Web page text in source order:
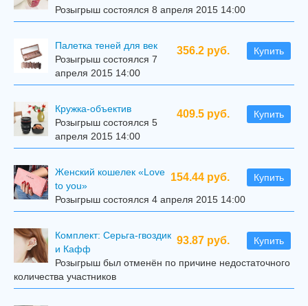
Розыгрыш состоялся 8 апреля 2015 14:00
356.2 руб. Купить
Палетка теней для век
Розыгрыш состоялся 7
апреля 2015 14:00
409.5 руб. Купить
Кружка-объектив
Розыгрыш состоялся 5
апреля 2015 14:00
154.44 руб. Купить
Женский кошелек «Love
to you»
Розыгрыш состоялся 4 апреля 2015 14:00
93.87 руб. Купить
Комплект: Серьга-гвоздик
и Кафф
Розыгрыш был отменён по причине недостаточного
количества участников